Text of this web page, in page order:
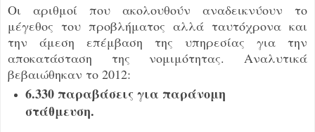
Οι αριθμοί που ακολουθούν αναδεικνύουν το
μέγεθος του προβλήματος αλλά ταυτόχρονα και
την άμεση επέμβαση της υπηρεσίας για την
αποκατάσταση της νομιμότητας. Αναλυτικά
βεβαιώθηκαν το 2012:
6.330 παραβάσεις για παράνομη
στάθμευση.